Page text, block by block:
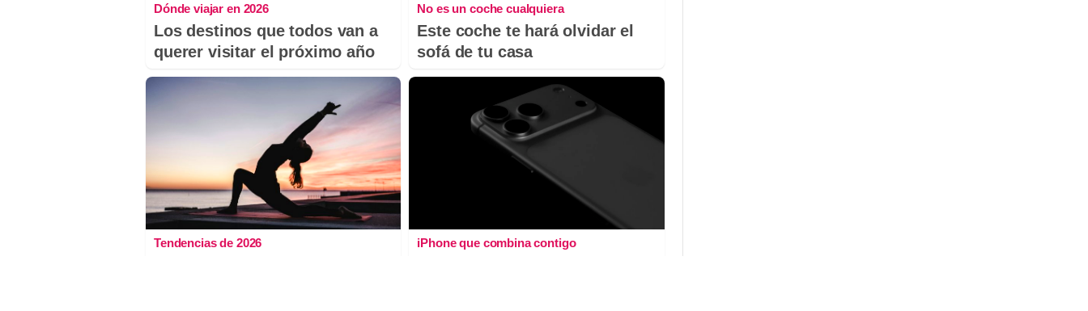
Dónde viajar en 2026
Los destinos que todos van a
querer visitar el próximo año
No es un coche cualquiera
Este coche te hará olvidar el
sofá de tu casa
Tendencias de 2026 iPhone que combina contigo